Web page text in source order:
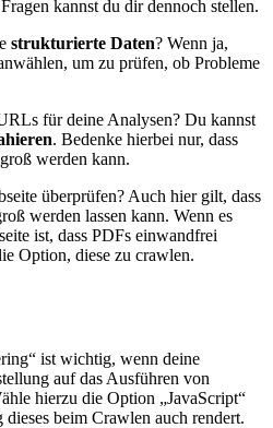
kannst du dir dennoch stellen.
strukturierte Daten? Wenn ja,
um zu prüfen, ob Probleme
für deine Analysen? Du kannst
. Bedenke hierbei nur, dass
werden kann.
überprüfen? Auch hier gilt, dass
werden lassen kann. Wenn es
ist, dass PDFs einwandfrei
Option, diese zu crawlen.
ist wichtig, wenn deine
auf das Ausführen von
hierzu die Option „JavaScript“
beim Crawlen auch rendert.